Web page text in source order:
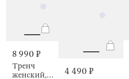
8 990 ₽
Тренч
женский,
4 490 ₽